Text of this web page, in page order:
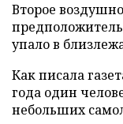
Второе
упало в
Как писала
года один
небольших